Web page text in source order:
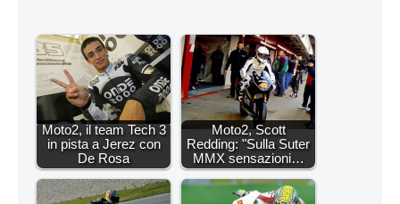
Moto2, il team Tech 3
in pista a Jerez con
De Rosa
Moto2, Scott
Redding: "Sulla Suter
MMX sensazioni…